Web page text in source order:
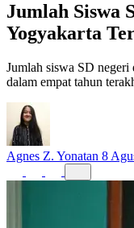
Jumlah Siswa
Yogyakarta
Jumlah siswa SD
dalam empat tahun
Agnes Z. Yonatan 8